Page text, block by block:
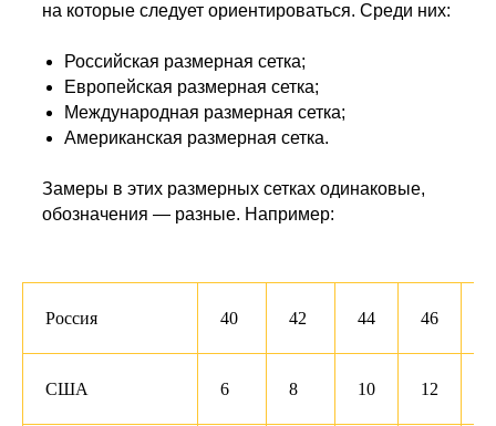
на которые следует ориентироваться. Среди них:
Российская размерная сетка;
Европейская размерная сетка;
Международная размерная сетка;
Американская размерная сетка.
Замеры в этих размерных сетках одинаковые,
обозначения — разные. Например:
Россия 40 42 44 46
США 6 8 10 12